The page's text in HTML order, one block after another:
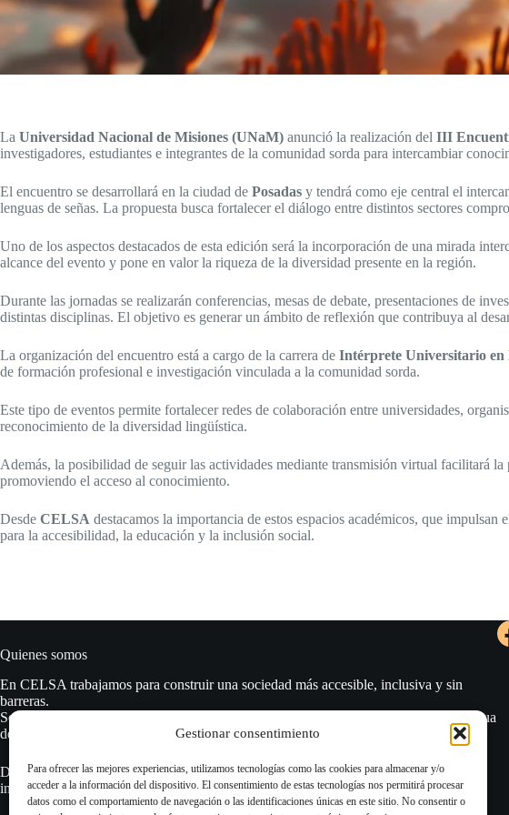
Gestionar consentimiento
Para ofrecer las mejores experiencias, utilizamos tecnologías como las cookies para almacenar y/o
acceder a la información del dispositivo. El consentimiento de estas tecnologías nos permitirá procesar
datos como el comportamiento de navegación o las identificaciones únicas en este sitio. No consentir o
La Universidad Nacional de Misiones (UNaM) anunció la realización del III
investigadores, estudiantes e integrantes de la comunidad sorda para intercambiar
El encuentro se desarrollará en la ciudad de Posadas y tendrá como eje central el
lenguas de señas. La propuesta busca fortalecer el diálogo entre distintos sectores
Uno de los aspectos destacados de esta edición será la incorporación de una mirada
alcance del evento y pone en valor la riqueza de la diversidad presente en la región.
Durante las jornadas se realizarán conferencias, mesas de debate, presentaciones de
distintas disciplinas. El objetivo es generar un ámbito de reflexión que contribuya al
La organización del encuentro está a cargo de la carrera de Intérprete Universitario en
de formación profesional e investigación vinculada a la comunidad sorda.
Este tipo de eventos permite fortalecer redes de colaboración entre universidades,
reconocimiento de la diversidad lingüística.
Además, la posibilidad de seguir las actividades mediante transmisión virtual facilitará
promoviendo el acceso al conocimiento.
Desde CELSA destacamos la importancia de estos espacios académicos, que
para la accesibilidad, la educación y la inclusión social.
Quienes somos
En CELSA trabajamos para construir una sociedad más accesible, inclusiva y sin
barreras.
Somos un equipo de personas sordas y oyentes profesionales, especializados en lengua
de señas argentina (LSA), accesibilidad comunicacional y formación inclusiva.
Desde cursos y talleres hasta asesoría y servicios de interpretación, ayudamos a
instituciones, empresas y particulares a comunicarse sin excluir a nadie.